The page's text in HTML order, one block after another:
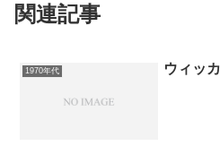
関連記事
1970年代 ウィッ